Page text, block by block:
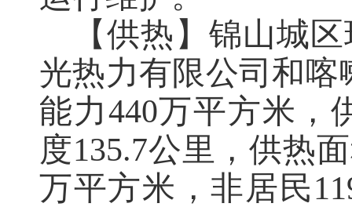
【供热】锦山城
光热力有限公司和
能力440万平方米，
度135.7公里，供热
万平方米，非居民